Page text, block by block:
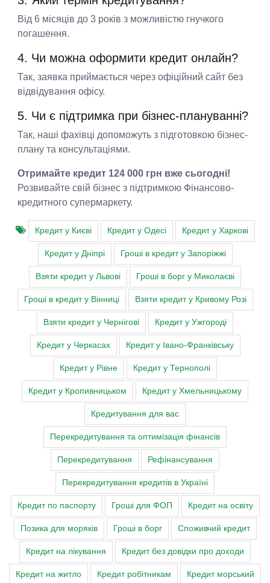
Від 6 місяців до 3 років з можливістю гнучкого
погашення.
4. Чи можна оформити кредит онлайн?
Так, заявка приймається через офіційний сайт без
відвідування офісу.
5. Чи є підтримка при бізнес-плануванні?
Так, наші фахівці допоможуть з підготовкою бізнес-
плану та консультаціями.
Отримайте кредит 124 000 грн вже сьогодні!
Розвивайте свій бізнес з підтримкою Фінансово-
кредитного супермаркету.
Кредит у Києві Кредит у Одесі Кредит у Харкові
Кредит у Дніпрі Гроші в кредит у Запоріжжі
Взяти кредит у Львові Гроші в борг у Миколаєві
Гроші в кредит у Вінниці Взяти кредит у Кривому Розі
Взяти кредит у Чернігові Кредит у Ужгороді
Кредит у Черкасах Кредит у Івано-Франківську
Кредит у Рівне Кредит у Тернополі
Кредит у Кропивницьком Кредит у Хмельницькому
Кредитування для вас
Перекредитування та оптимізація фінансів
Перекредитування Рефінансування
Перекредитування кредитів в Україні
Кредит по паспорту Гроші для ФОП Кредит на освіту
Позика для моряків Гроші в борг Споживчий кредит
Кредит на лікування Кредит без довідки про доходи
Кредит на житло Кредит робітникам Кредит морський